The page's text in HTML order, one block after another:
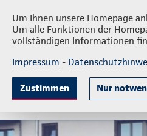
Um Ihnen unsere Homepage
Um alle Funktionen der
vollständigen Informationen
Impressum -
Zustimmen Nur
Thomas Rauch